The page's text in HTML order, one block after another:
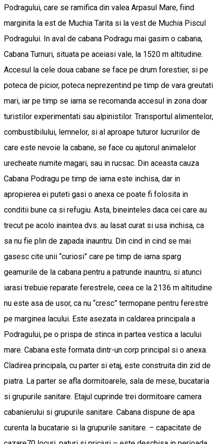
Podragului, care se ramifica din valea Arpasul Mare, fiind
marginita la est de Muchia Tarita si la vest de Muchia Piscul
Podragului. In aval de cabana Podragu mai gasim o cabana,
Cabana Turnuri, situata pe aceiasi vale, la 1520 m altitudine.
Accesul la cele doua cabane se face pe drum forestier, si pe
poteca de picior, poteca neprezentind pe timp de vara greutati
mari, iar pe timp se iarna se recomanda accesul in zona doar
turistilor experimentati sau alpinistilor. Transportul alimentelor,
combustibilului, lemnelor, si al aproape tuturor lucrurilor de
care este nevoie la cabane, se face cu ajutorul animalelor
urecheate numite magari, sau in rucsac. Din aceasta cauza
Cabana Podragu pe timp de iarna este inchisa, dar in
apropierea ei puteti gasi o anexa ce poate fi folosita in
conditii bune ca si refugiu. Asta, bineinteles daca cei care au
trecut pe acolo inaintea dvs. au lasat curat si usa inchisa, ca
sa nu fie plin de zapada inauntru. Din cind in cind se mai
gasesc cite unii “curiosi” care pe timp de iarna sparg
geamurile de la cabana pentru a patrunde inauntru, si atunci
iarasi trebuie reparate ferestrele, ceea ce la 2136 m altitudine
nu este asa de usor, ca nu “cresc” termopane pentru ferestre
pe marginea lacului. Este asezata in caldarea principala a
Podragului, pe o prispa de stinca in partea vestica a lacului
mare. Cabana este formata dintr-un corp principal si o anexa.
Cladirea principala, cu parter si etaj, este construita din zid de
piatra. La parter se afla dormitoarele, sala de mese, bucataria
si grupurile sanitare. Etajul cuprinde trei dormitoare camera
cabanierului si grupurile sanitare. Cabana dispune de apa
curenta la bucatarie si la grupurile sanitare. – capacitate de